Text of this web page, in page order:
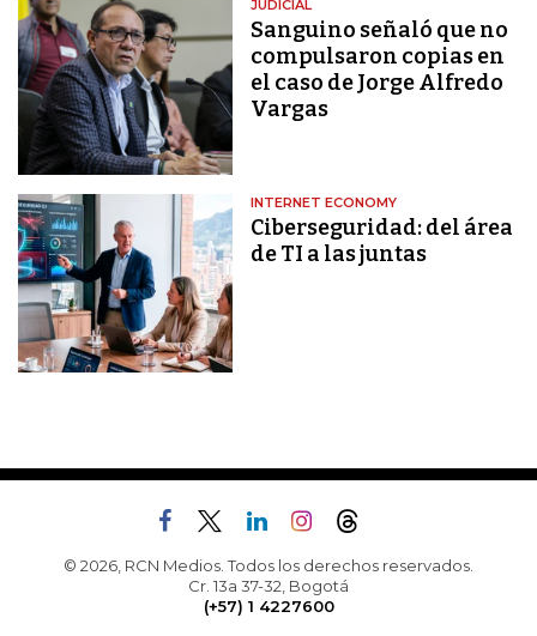
JUDICIAL
Sanguino señaló que no
compulsaron copias en
el caso de Jorge Alfredo
Vargas
INTERNET ECONOMY
Ciberseguridad: del área
de TI a las juntas
© 2026, RCN Medios. Todos los derechos reservados.
Cr. 13a 37-32, Bogotá
(+57) 1 4227600